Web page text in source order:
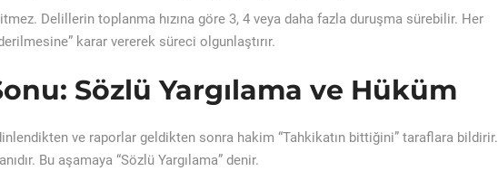
Delillerin toplanma hızına göre 3, 4 veya daha fazla duruşma sürebilir. Her
karar vererek süreci olgunlaştırır.
Sözlü Yargılama ve Hüküm
ve raporlar geldikten sonra hakim “Tahkikatın bittiğini” taraflara bildirir.
Bu aşamaya “Sözlü Yargılama” denir.